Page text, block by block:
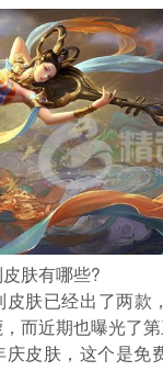
肤有哪些?
皮肤已经出了两款
而近期也曝光了第
皮肤，这个是免